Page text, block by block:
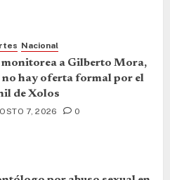
Nacional
monitorea a Gilberto Mora,
no hay oferta formal por el
de Xolos
7, 2026 0